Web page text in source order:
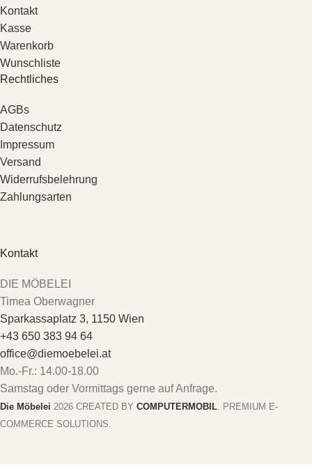
Kontakt
Kasse
Warenkorb
Wunschliste
Rechtliches
AGBs
Datenschutz
Impressum
Versand
Widerrufsbelehrung
Zahlungsarten
Kontakt
DIE MÖBELEI
Timea Oberwagner
Sparkassaplatz 3, 1150 Wien
+43 650 383 94 64
office@diemoebelei.at
Mo.-Fr.: 14.00-18.00
Samstag oder Vormittags gerne auf Anfrage.
Die Möbelei 2026 CREATED BY COMPUTERMOBIL . PREMIUM E-
COMMERCE SOLUTIONS.